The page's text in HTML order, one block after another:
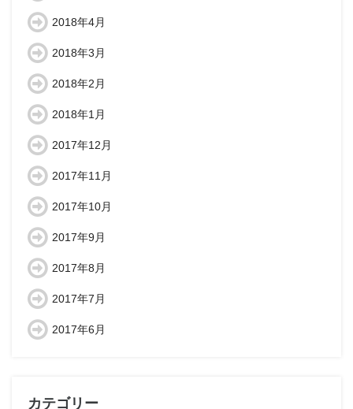
2018年4月
2018年3月
2018年2月
2018年1月
2017年12月
2017年11月
2017年10月
2017年9月
2017年8月
2017年7月
2017年6月
カテゴリー